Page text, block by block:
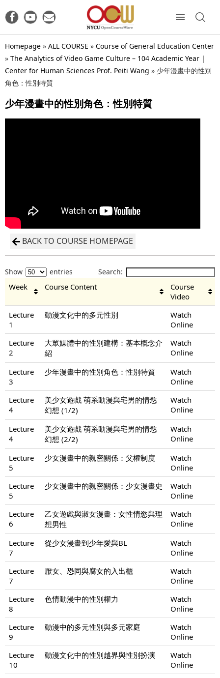
Homepage » ALL COURSE » Course of General Education Center
» The Analytics of Video Game Culture – 104 Academic Year |
Center for Human Sciences Prof. Peiti Wang » 少年漫畫中的性別
角色：性別特質
少年漫畫中的性別角色：性別特質
BACK TO COURSE HOMEPAGE
Show entries Search:
Week Course Content
Course
Video
Lecture
1
動漫文化中的多元性別
Watch
Online
Lecture
2
大眾媒體中的性別建構：基本概念介
紹
Watch
Online
Lecture
3
少年漫畫中的性別角色：性別特質
Watch
Online
Lecture
4
美少女遊戲 萌系動漫與宅男的情慾
幻想 (1/2)
Watch
Online
Lecture
4
美少女遊戲 萌系動漫與宅男的情慾
幻想 (2/2)
Watch
Online
Lecture
5
少女漫畫中的親密關係：父權制度
Watch
Online
Lecture
5
少女漫畫中的親密關係：少女漫畫史
Watch
Online
Lecture
6
乙女遊戲與淑女漫畫：女性情慾與理
想男性
Watch
Online
Lecture
7
從少女漫畫到少年愛與BL
Watch
Online
Lecture
7
厭女、恐同與腐女的入出櫃
Watch
Online
Lecture
8
色情動漫中的性別權力
Watch
Online
Lecture
9
動漫中的多元性別與多元家庭
Watch
Online
Lecture
10
動漫文化中的性別越界與性別扮演
Watch
Online